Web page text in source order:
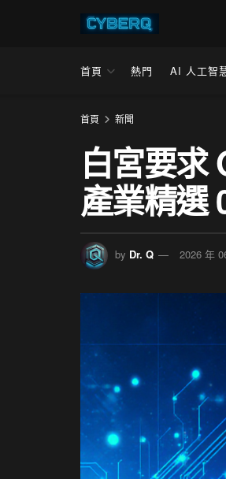
首頁 熱門 AI 人工智
首頁 新聞
白宮要求
產業精選
by Dr. Q 2026 年